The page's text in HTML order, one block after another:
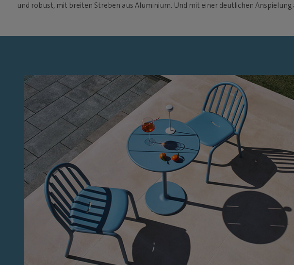
und robust, mit breiten Streben aus Aluminium. Und mit einer deutlichen